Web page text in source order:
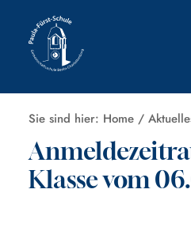
springen
Sie sind hier: Home /
Klasse vom